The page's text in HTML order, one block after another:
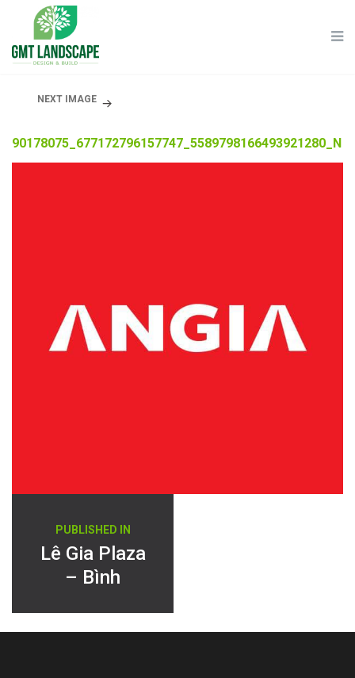
NEXT IMAGE
90178075_677172796157747_5589798166493921280_N
hướng
viết
PUBLISHED IN
Lê Gia Plaza
– Bình